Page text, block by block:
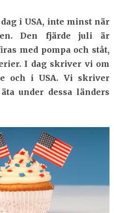
i USA, inte minst när
Den fjärde juli är
med pompa och ståt,
I dag skriver vi om
och i USA. Vi skriver
under dessa länders